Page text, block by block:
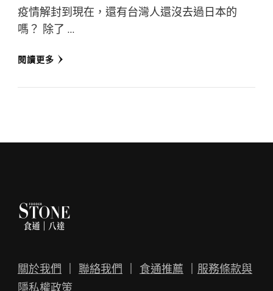
疫情解封到現在，還有台灣人還沒去過日本的
嗎？ 除了 …
閱讀更多
關於我們 聯絡我們 食通推薦
服務條款與
隱私權政策